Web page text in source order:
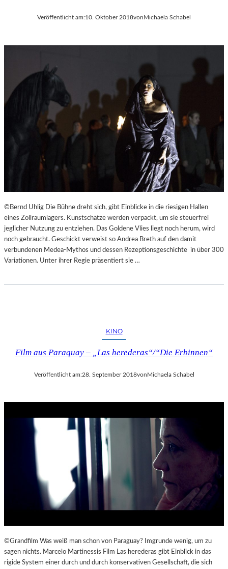
Veröffentlicht am:10. Oktober 2018von Michaela Schabel
©Bernd Uhlig Die Bühne dreht sich, gibt Einblicke in die riesigen Hallen
eines Zollraumlagers. Kunstschätze werden verpackt, um sie steuerfrei
jeglicher Nutzung zu entziehen. Das Goldene Vlies liegt noch herum, wird
noch gebraucht. Geschickt verweist so Andrea Breth auf den damit
verbundenen Medea-Mythos und dessen Rezeptionsgeschichte in über 300
Variationen. Unter ihrer Regie präsentiert sie …
KINO
Film aus Paraquay – „Las herederas“/“Die Erbinnen“
Veröffentlicht am:28. September 2018vonMichaela Schabel
©Grandfilm Was weiß man schon von Paraguay? Imgrunde wenig, um zu
sagen nichts. Marcelo Martinessis Film Las herederas gibt Einblick in das
rigide System einer durch und durch konservativen Gesellschaft, die sich